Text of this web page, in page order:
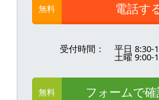
無料 電話す
受付時間： 平日 8:30-
土曜 9:00-
無料 フォームで